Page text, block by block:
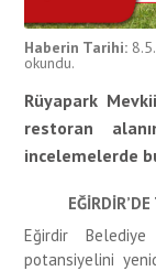
Haberin Tarihi:
okundu.
Rüyapark
restoran
incelemelerde
Eğirdir
potansiyelini